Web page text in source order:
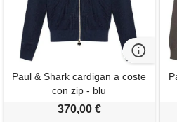
Paul & Shark cardigan a coste
con zip - blu
370,00 €